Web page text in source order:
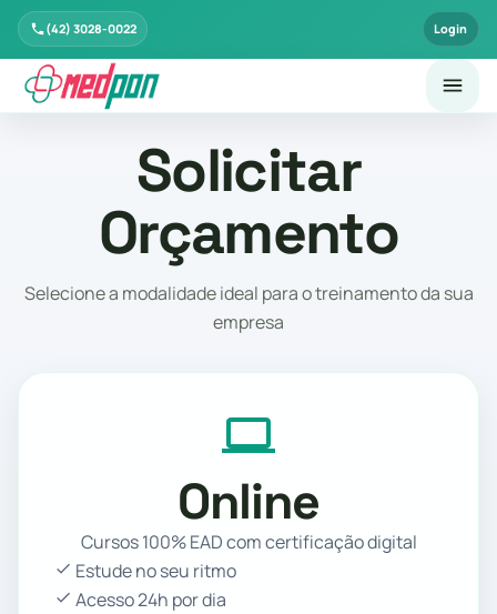
(42) 3028-0022 Login
Solicitar
Orçamento
Selecione a modalidade ideal para o treinamento da sua
empresa
Online
Cursos 100% EAD com certificação digital
Estude no seu ritmo
Acesso 24h por dia